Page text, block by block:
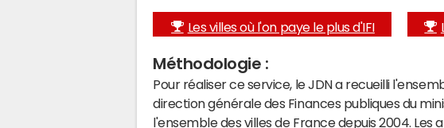
Les villes où l'on paye le plus d'IFI
Méthodologie :
Pour réaliser ce service, le JDN a recueilli
direction générale des Finances publiques du
l'ensemble des villes de France depuis 2004. Les